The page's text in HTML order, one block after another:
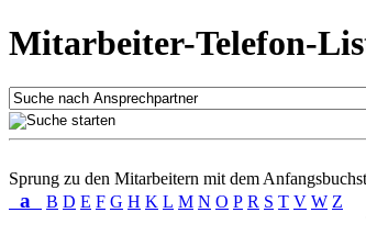
Mitarbeiter-Telefon-
Sprung zu den Mitarbeitern mit dem
a B D E F G H K L M N O P R S T V W Z